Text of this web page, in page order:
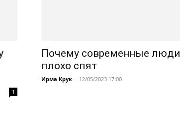
1
Почему современные люди
плохо спят
Ирма Крук - 12/05/2023 17:00